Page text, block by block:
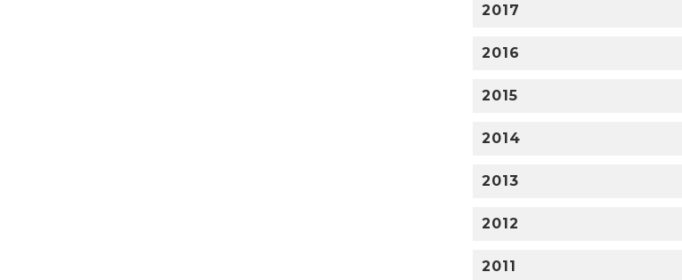
2017
2016
2015
2014
2013
2012
2011